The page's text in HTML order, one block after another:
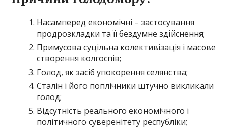
Насамперед економічні – застосування
продрозкладки та її бездумне здійснення;
Примусова суцільна колективізація і масове
створення колгоспів;
Голод, як засіб упокорення селянства;
Сталін і його поплічники штучно викликали
голод;
Відсутність реального економічного і
політичного суверенітету республіки;